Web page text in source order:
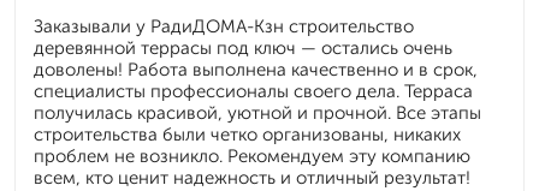
Заказывали у РадиДОМА-Кзн строительство
деревянной террасы под ключ — остались очень
доволены! Работа выполнена качественно и в срок,
специалисты профессионалы своего дела. Терраса
получилась красивой, уютной и прочной. Все этапы
строительства были четко организованы, никаких
проблем не возникло. Рекомендуем эту компанию
всем, кто ценит надежность и отличный результат!